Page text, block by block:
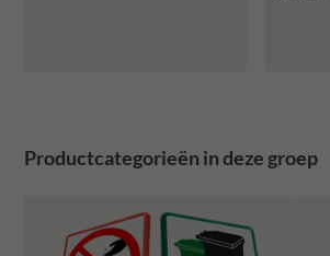
Productcategorieën in deze groep